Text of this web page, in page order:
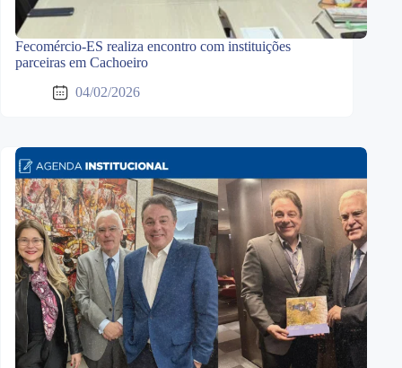
Fecomércio-ES realiza encontro com instituições
parceiras em Cachoeiro
04/02/2026